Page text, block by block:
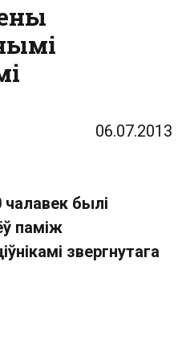
06.07.2013
чалавек былі
паміж
звергнутага